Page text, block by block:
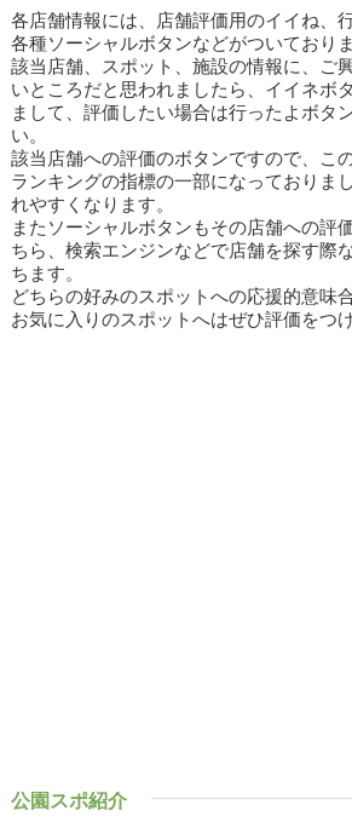
各店舗情報には、店舗評価用のイイね、
各種ソーシャルボタンなどがついておりま
該当店舗、スポット、施設の情報に、ご
いところだと思われましたら、イイネボ
まして、評価したい場合は行ったよボタ
い。
該当店舗への評価のボタンですので、こ
ランキングの指標の一部になっておりま
れやすくなります。
またソーシャルボタンもその店舗への評
ちら、検索エンジンなどで店舗を探す際
ちます。
どちらの好みのスポットへの応援的意味
お気に入りのスポットへはぜひ評価をつ
公園スポ紹介